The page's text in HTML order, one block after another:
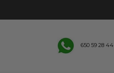
650 59 28 44